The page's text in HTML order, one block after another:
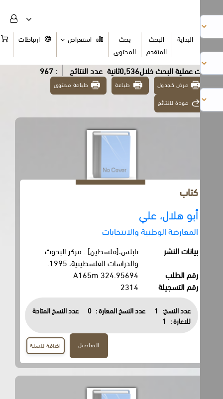
البداية
البحث
بحث
المحتوى
استعراض ارتباطات السلة
البحث خلال0,536ثانية عدد النتائج : 967
عرض كجدول طباعة طباعة محتوى
عودة للنتائج
أبو هلال، علي
المعارضة الوطنية والانتخابات
بيانات النشر
نابلس،[فلسطين] : مركز البحوث
والدراسات الفلسطينية، 1995.
رقم الطلب
324.95694 A165m
رقم التسجيلة
2314
عدد النسخ: 1 عدد النسخ المعارة : 0
عدد النسخ المتاحة
للاعارة :
1
اضافة للسلة